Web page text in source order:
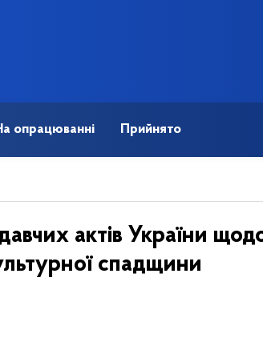
опрацюванні Прийнято
актів України
спадщини